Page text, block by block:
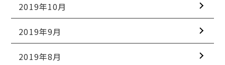
2019年10月
2019年9月
2019年8月